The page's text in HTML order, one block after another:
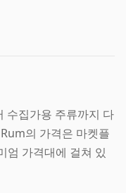
수집가용 주류까지 다
의 가격은 마켓플
엄 가격대에 걸쳐 있